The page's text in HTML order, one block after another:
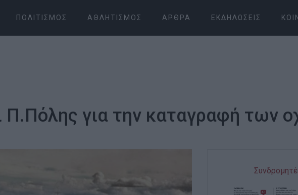
ΠΟΛΙΤΙΣΜΌΣ ΑΘΛΗΤΙΣΜΌΣ ΆΡΘΡΑ ΕΚΔΗΛΏΣΕΙΣ
Π.Πόλης για την καταγραφή των